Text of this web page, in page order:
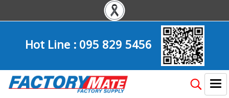
Hot Line :095 829 5456